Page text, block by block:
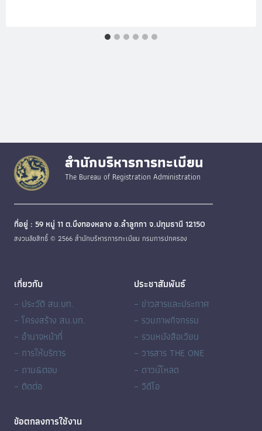
สำนักบริหารการทะเบียน
The Bureau of Registration Administration
ที่อยู่ : 59 หมู่ 11 ต.บึงทองหลาง อ.ลำลูกกา จ.ปทุมธานี 12150
สงวนลิขสิทธิ์ © 2566 สำนักบริหารการทะเบียน กรมการปกครอง
เกี่ยวกับ
– ประวัติ สน.บท.
– โครงสร้าง สน.บท.
– อำนาจหน้าที่
– การให้บริการ
– ถาม&ตอบ
– ติดต่อ
ประชาสัมพันธ์
– ข่าวสารและประกาศ
– รวมภาพกิจกรรม
– รวมหนังสือเวียน
– วารสาร THE ONE
– ดาวน์โหลด
– วิดีโอ
ข้อตกลงการใช้งาน